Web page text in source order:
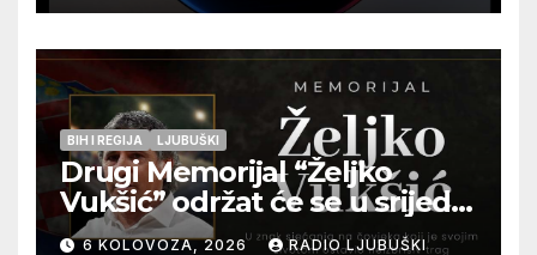
BIH I REGIJA LJUBUŠKI
Drugi Memorijal “Željko
Vukšić” održat će se u srijedu
12. kolovoza u Otoku
6 KOLOVOZA, 2026 RADIO LJUBUŠKI